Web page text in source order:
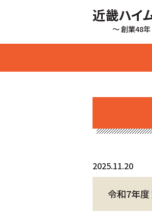
近畿ハイ
～ 創業48年
2025.11.20
令和7年